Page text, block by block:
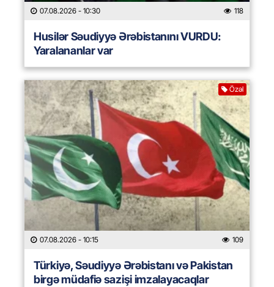
07.08.2026 - 10:30 118
Husilər Səudiyyə Ərəbistanını VURDU:
Yaralananlar var
Özəl
07.08.2026 - 10:15 109
Türkiyə, Səudiyyə Ərəbistanı və Pakistan
birgə müdafiə sazişi imzalayacaqlar